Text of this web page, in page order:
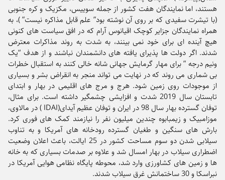
هستند، اما نمایندگان هفت کشور از جمله سوییس، مکزیک و کره جنوبی
(با تیشرت سفیدی که بر روی آن نوشته بود” علم قابل مذاکره نیست” )، به
همراه نمایندگان جزایر کوچک اقیانوس آرام که در افق سیاست های کنونی
هیچ آینده ای برای خود نمی بینند، به شدت به روند مذاکرات معترض
شدند. اگر دولت ها پذیرای یافته های دانشمندان نباشند و از هدف “یک
ونیم درجه ” برای مهار گرمایش جهانی شانه خالی کنند به استقبال خطرات
بی شماری می روند که در نهایت می تواند منجر به انقراض بشر و بسیاری
از موجودات روی زمین شود. هرج و مرج های اقلیمی در بهار و ابتدای
تابستان سال 2019 شدت و افزایشی چشمگیر داشته است. برای مثال،
توفان گسترده بهار سال 98 در ایران و توفان عظیم آیدای(IDAI ) در مالاوی،
موزامبیک و زیمبابوه چندین میلیون نفر را نیازمند کمک های فوری کرد.
بارش های سنگین و طغیان گسترده رودخانه های آمریکا و به تناوب
سیلابی شدن دو سوم مساحت کشور در 25 ایالت، باعث اعلان وضعیت
اضطراری سیلاب در بهار امسال شد و علاوه بر صدمات بسیاری که به خانه
ها و زمین های کشاورزی وارد شد، محوطه پایگاه نظامی هوایی آمریکا در
نبراسکا و 30 ساختمانش غرق سیلاب شدند.